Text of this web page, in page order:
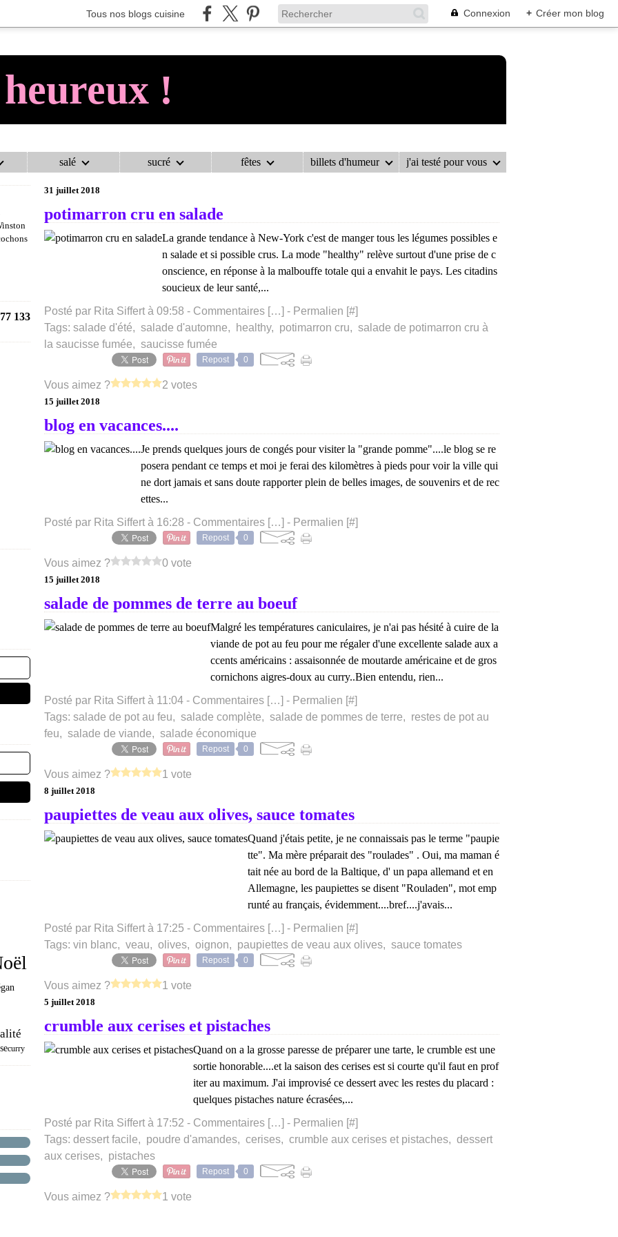
Tous nos blogs cuisine Connexion + Créer mon blog
!
salé sucré fêtes billets d'humeur
j'ai testé pour vous
133
curry
AU COCHON HEUREUX ! CATEGORIES AU COCHON HEUREUX !
31 juillet 2018
potimarron cru en salade
La grande tendance à New-York c'est de manger tous les légumes possibles e
n salade et si possible crus. La mode "healthy" relève surtout d'une prise de c
onscience, en réponse à la malbouffe totale qui a envahit le pays. Les citadins
soucieux de leur santé,...
Posté par Rita Siffert à 09:58 - Commentaires […] - Permalien [#]
Tags: salade d'été, salade d'automne, healthy, potimarron cru, salade de potimarron cru à
la saucisse fumée, saucisse fumée
Repost 0
Vous aimez ? 2 votes
15 juillet 2018
blog en vacances....
Je prends quelques jours de congés pour visiter la "grande pomme"....le blog se re
posera pendant ce temps et moi je ferai des kilomètres à pieds pour voir la ville qui
ne dort jamais et sans doute rapporter plein de belles images, de souvenirs et de rec
ettes...
Posté par Rita Siffert à 16:28 - Commentaires […] - Permalien [#]
Repost 0
Vous aimez ? 0 vote
15 juillet 2018
salade de pommes de terre au boeuf
Malgré les températures caniculaires, je n'ai pas hésité à cuire de la
viande de pot au feu pour me régaler d'une excellente salade aux a
ccents américains : assaisonnée de moutarde américaine et de gros
cornichons aigres-doux au curry..Bien entendu, rien...
Posté par Rita Siffert à 11:04 - Commentaires […] - Permalien [#]
Tags: salade de pot au feu, salade complète, salade de pommes de terre, restes de pot au
feu, salade de viande, salade économique
Repost 0
Vous aimez ? 1 vote
8 juillet 2018
paupiettes de veau aux olives, sauce tomates
Quand j'étais petite, je ne connaissais pas le terme "paupie
tte". Ma mère préparait des "roulades" . Oui, ma maman é
tait née au bord de la Baltique, d' un papa allemand et en
Allemagne, les paupiettes se disent "Rouladen", mot emp
runté au français, évidemment....bref....j'avais...
Posté par Rita Siffert à 17:25 - Commentaires […] - Permalien [#]
Tags: vin blanc, veau, olives, oignon, paupiettes de veau aux olives, sauce tomates
Repost 0
Vous aimez ? 1 vote
5 juillet 2018
crumble aux cerises et pistaches
Quand on a la grosse paresse de préparer une tarte, le crumble est une
sortie honorable....et la saison des cerises est si courte qu'il faut en prof
iter au maximum. J'ai improvisé ce dessert avec les restes du placard :
quelques pistaches nature écrasées,...
Posté par Rita Siffert à 17:52 - Commentaires […] - Permalien [#]
Tags: dessert facile, poudre d'amandes, cerises, crumble aux cerises et pistaches, dessert
aux cerises, pistaches
Repost 0
Vous aimez ? 1 vote